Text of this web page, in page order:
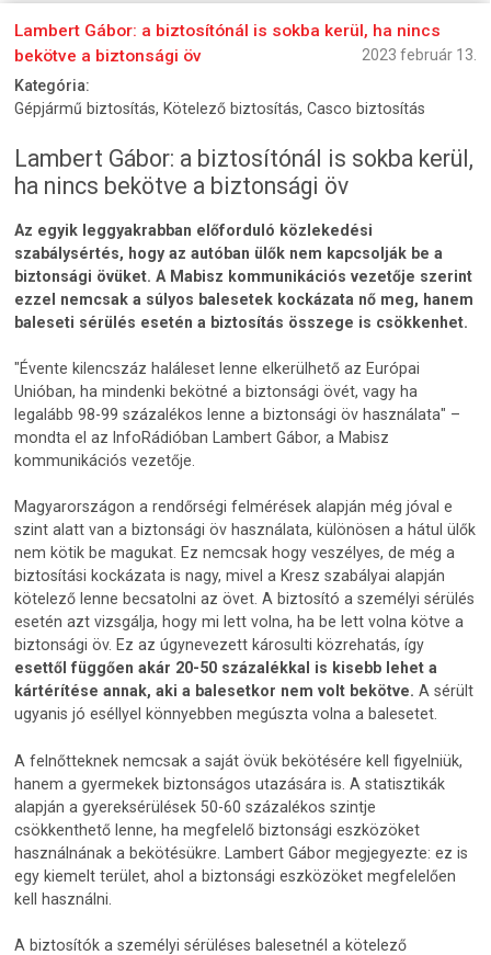
Lambert Gábor: a biztosítónál is sokba kerül, ha nincs
bekötve a biztonsági öv
2023 február 13.
Kategória:
Gépjármű biztosítás, Kötelező biztosítás, Casco biztosítás
Lambert Gábor: a biztosítónál is sokba kerül,
ha nincs bekötve a biztonsági öv
Az egyik leggyakrabban előforduló közlekedési
szabálysértés, hogy az autóban ülők nem kapcsolják be a
biztonsági övüket. A Mabisz kommunikációs vezetője szerint
ezzel nemcsak a súlyos balesetek kockázata nő meg, hanem
baleseti sérülés esetén a biztosítás összege is csökkenhet.
"Évente kilencszáz haláleset lenne elkerülhető az Európai
Unióban, ha mindenki bekötné a biztonsági övét, vagy ha
legalább 98-99 százalékos lenne a biztonsági öv használata" –
mondta el az InfoRádióban Lambert Gábor, a Mabisz
kommunikációs vezetője.
Magyarországon a rendőrségi felmérések alapján még jóval e
szint alatt van a biztonsági öv használata, különösen a hátul ülők
nem kötik be magukat. Ez nemcsak hogy veszélyes, de még a
biztosítási kockázata is nagy, mivel a Kresz szabályai alapján
kötelező lenne becsatolni az övet. A biztosító a személyi sérülés
esetén azt vizsgálja, hogy mi lett volna, ha be lett volna kötve a
biztonsági öv. Ez az úgynevezett károsulti közrehatás, így
esettől függően akár 20-50 százalékkal is kisebb lehet a
kártérítése annak, aki a balesetkor nem volt bekötve. A sérült
ugyanis jó eséllyel könnyebben megúszta volna a balesetet.
A felnőtteknek nemcsak a saját övük bekötésére kell figyelniük,
hanem a gyermekek biztonságos utazására is. A statisztikák
alapján a gyereksérülések 50-60 százalékos szintje
csökkenthető lenne, ha megfelelő biztonsági eszközöket
használnának a bekötésükre. Lambert Gábor megjegyezte: ez is
egy kiemelt terület, ahol a biztonsági eszközöket megfelelően
kell használni.
A biztosítók a személyi sérüléses balesetnél a kötelező